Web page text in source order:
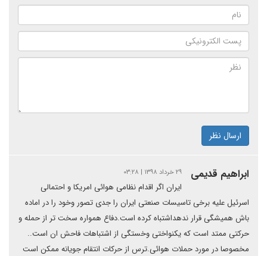
ارسال نظر
ابراهیم قدیمی ۲۹ خرداد ۱۳۹۸ | ۰۳:۲۸
ایران اگر اقدام نظامی هوائی امریکا و احتمالی
اسرئیل علیه برخی تاسیسات صنعتی ایران را جدی تصور وخود را در اماده
باش همیشگی قرار ندهداشتباه کرده است.دفاع همواره سخت تر از حمله و
حرکتی ممتد است که یکنواختی وخستگی از اشتباهات فاحش ان است..
مخصوصا در مورد حملات هوائی.ترس از حرکات انتقام جویانه ممکن است